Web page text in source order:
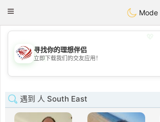
Dating
Toggle
Mode
💖
💕
寻找你的理想伴侣
立即下载我们的交友应用！
遇到 人 South East